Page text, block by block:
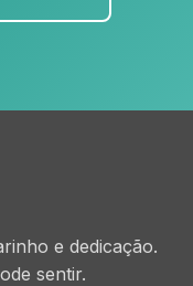
e dedicação.
sentir.